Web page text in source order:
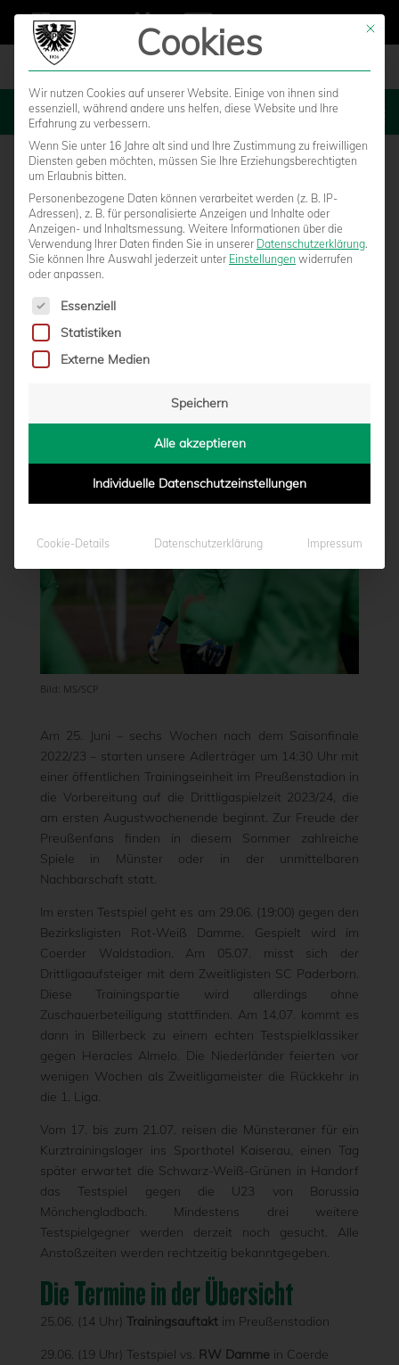
MENU
ADLERTRÄGER STARTEN ENDE JUNI IN DIE
vonMarcel Weskamp|05.06.2023 - 11:52
Bild: MS/SCP
Am 25. Juni – sechs Wochen nach dem Saisonfinale
2022/23 – starten unsere Adlerträger um 14:30 Uhr mit
einer öffentlichen Trainingseinheit im Preußenstadion in
die Vorbereitung auf die Drittligaspielzeit 2023/24, die
am ersten Augustwochenende beginnt. Zur Freude der
Preußenfans finden in diesem Sommer zahlreiche
Spiele in Münster oder in der unmittelbaren
Nachbarschaft statt.
Im ersten Testspiel geht es am 29.06. (19:00) gegen den
Bezirksligisten Rot-Weiß Damme. Gespielt wird im
Coerder Waldstadion. Am 05.07. misst sich der
Drittligaaufsteiger mit dem Zweitligisten SC Paderborn.
Diese Trainingspartie wird allerdings ohne
Zuschauerbeteiligung stattfinden. Am 14.07. kommt es
dann in Billerbeck zu einem echten Testspielklassiker
gegen Heracles Almelo. Die Niederländer feierten vor
wenigen Wochen als Zweitligameister die Rückkehr in
die 1. Liga.
Vom 17. bis zum 21.07. reisen die Münsteraner für ein
Kurztrainingslager ins Sporthotel Kaiserau, einen Tag
später erwartet die Schwarz-Weiß-Grünen in Handorf
das Testspiel gegen die U23 von Borussia
Mönchengladbach. Mindestens drei weitere
Testspielgegner werden derzeit noch gesucht. Alle
Anstoßzeiten werden rechtzeitig bekanntgegeben.
Die Termine in der Übersicht
25.06. (14 Uhr) Trainingsauftaktim Preußenstadion
29.06. (19 Uhr) Testspiel vs. RW Damme in Coerde
Mit
Cookies
Wir nutzen Cookies auf unserer Website. Einige von ihnen sind
essenziell, während andere uns helfen, diese Website und Ihre
Erfahrung zu verbessern.
Wenn Sie unter 16 Jahre alt sind und Ihre Zustimmung zu freiwilligen
Diensten geben möchten, müssen Sie Ihre Erziehungsberechtigten
um Erlaubnis bitten.
Personenbezogene Daten können verarbeitet werden (z. B. IP-
Adressen), z. B. für personalisierte Anzeigen und Inhalte oder
Anzeigen- und Inhaltsmessung. Weitere Informationen über die
Verwendung Ihrer Daten finden Sie in unserer Datenschutzerklärung.
Sie können Ihre Auswahl jederzeit unter Einstellungen widerrufen
oder anpassen.
Es folgt eine Liste der Service-Gruppen, für die eine
Essenziell
Statistiken
Externe Medien
Speichern
Alle akzeptieren
Individuelle Datenschutzeinstellungen
Cookie-Details Datenschutzerklärung Impressum